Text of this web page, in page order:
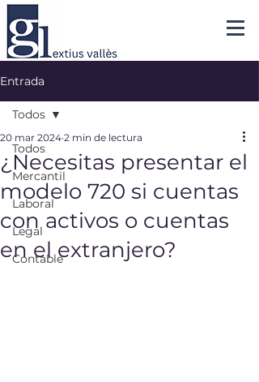
Entrada
Todos
Mercantil
Laboral
Legal
Contable
Todos
¿Necesitas presentar el
modelo 720 si cuentas
con activos o cuentas
en el extranjero?
20 mar 2024 2 min de lectura